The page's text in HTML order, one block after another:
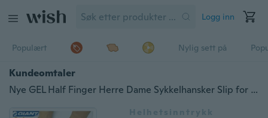
Logg inn
Populært Nylig sett på
Kundeomtaler
Nye GEL Half Finger Herre Dame Sykkelhansker Slip for mtb sykkel / sykkel guantes ciclismo racing luvas sport
Helhetsinntrykk